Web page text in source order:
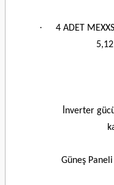
·
4 ADET
İnverter
Güneş